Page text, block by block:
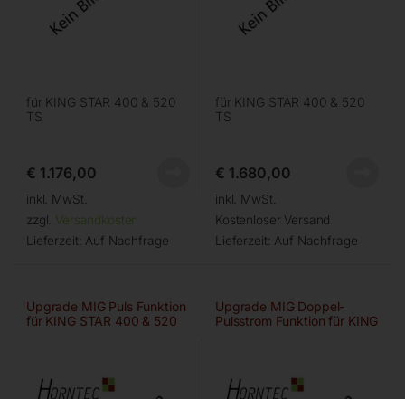
für KING STAR 400 & 520
TS
€ 1.176,00
inkl. MwSt.
zzgl. Versandkosten
Lieferzeit: Auf Nachfrage
für KING STAR 400 & 520
TS
€ 1.680,00
inkl. MwSt.
Kostenloser Versand
Lieferzeit: Auf Nachfrage
Upgrade MIG Puls Funktion
für KING STAR 400 & 520
Upgrade MIG Doppel-
Pulsstrom Funktion für KING